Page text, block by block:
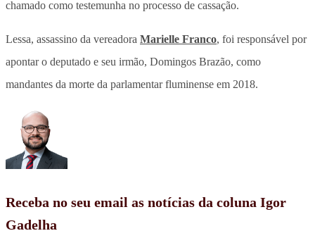
chamado como testemunha no processo de cassação.
Lessa, assassino da vereadora Marielle Franco, foi responsável por
apontar o deputado e seu irmão, Domingos Brazão, como
mandantes da morte da parlamentar fluminense em 2018.
Receba no seu email as notícias da coluna Igor
Gadelha